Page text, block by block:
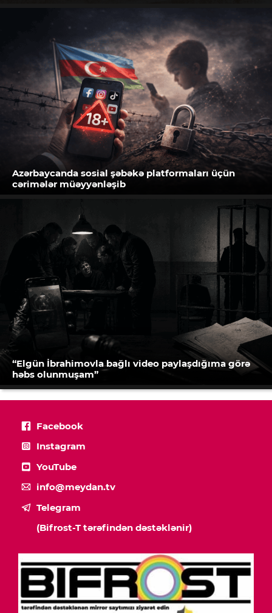
Azərbaycanda sosial şəbəkə platformaları üçün
cərimələr müəyyənləşib
“Elgün İbrahimovla bağlı video paylaşdığıma görə
həbs olunmuşam”
Facebook
Instagram
YouTube
info@meydan.tv
Telegram
(Bifrost-T tərəfindən dəstəklənir)